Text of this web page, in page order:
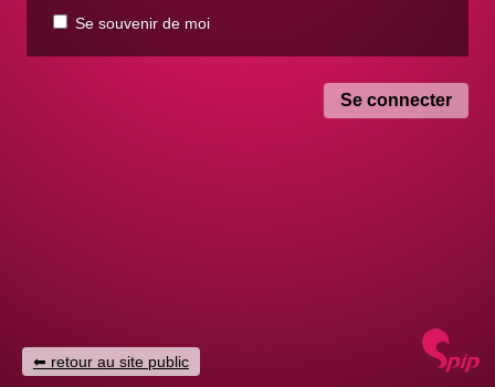
Se souvenir de moi
retour au site public